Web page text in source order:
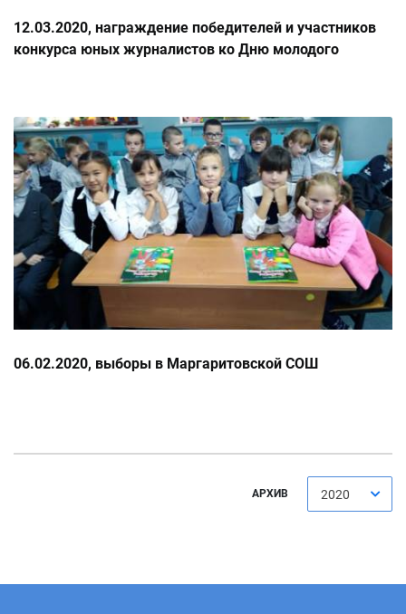
12.03.2020, награждение победителей и участников
конкурса юных журналистов ко Дню молодого
06.02.2020, выборы в Маргаритовской СОШ
АРХИВ 2020